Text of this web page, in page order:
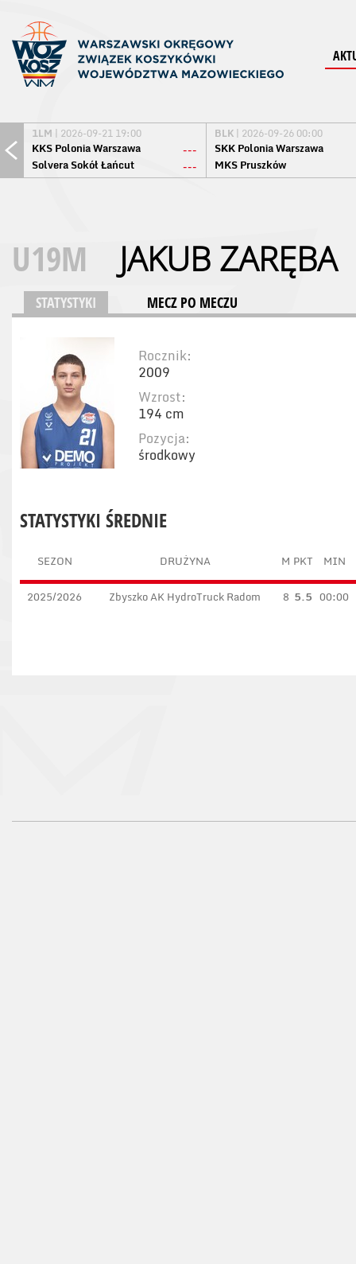
1LM | 2026-09-21 19:00
KKS Polonia Warszawa
---
Solvera Sokół Łańcut
---
BLK | 2026-09-26 00:00
SKK Polonia Warszawa
MKS Pruszków
U19M JAKUB ZARĘBA
STATYSTYKI MECZ PO MECZU
Rocznik:
2009
Wzrost:
194 cm
Pozycja:
środkowy
STATYSTYKI ŚREDNIE
SEZON DRUŻYNA M PKT MIN
2025/2026 Zbyszko AK HydroTruck Radom 8 5.5 00:00